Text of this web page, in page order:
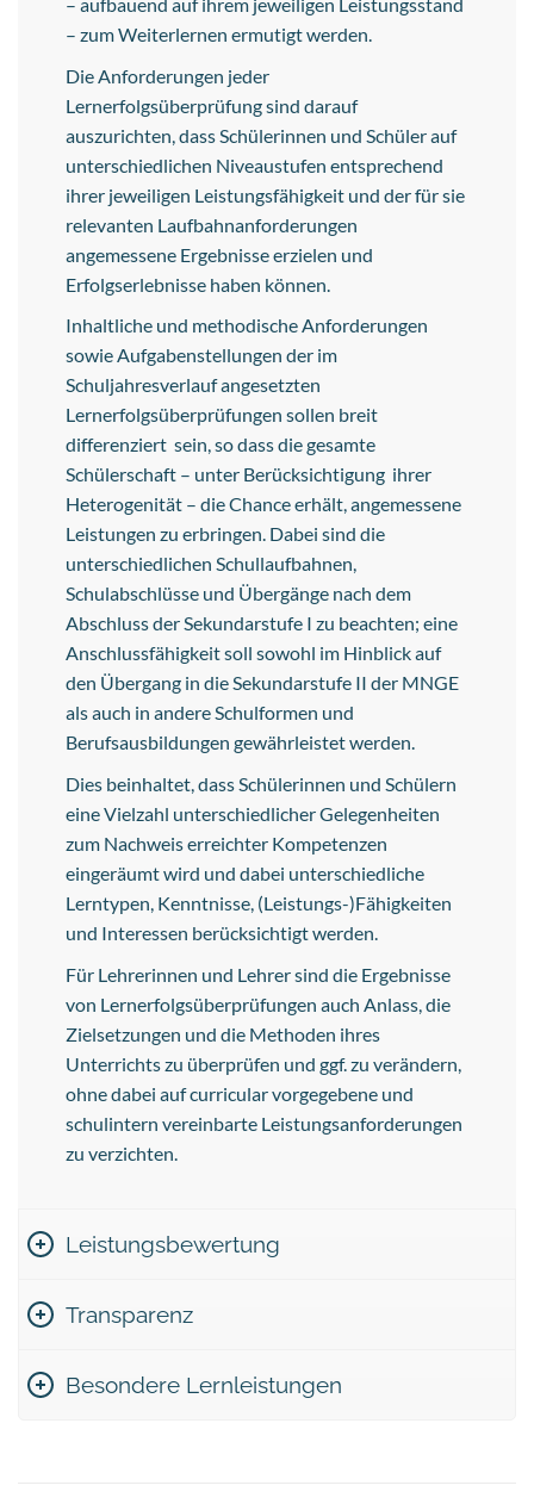
– zum Weiterlernen ermutigt werden.
Die Anforderungen jeder
Lernerfolgsüberprüfung sind darauf
auszurichten, dass Schülerinnen und Schüler auf
unterschiedlichen Niveaustufen entsprechend
ihrer jeweiligen Leistungsfähigkeit und der für sie
relevanten Laufbahnanforderungen
angemessene Ergebnisse erzielen und
Erfolgserlebnisse haben können.
Inhaltliche und methodische Anforderungen
sowie Aufgabenstellungen der im
Schuljahresverlauf angesetzten
Lernerfolgsüberprüfungen sollen breit
differenziert sein, so dass die gesamte
Schülerschaft – unter Berücksichtigung ihrer
Heterogenität – die Chance erhält, angemessene
Leistungen zu erbringen. Dabei sind die
unterschiedlichen Schullaufbahnen,
Schulabschlüsse und Übergänge nach dem
Abschluss der Sekundarstufe I zu beachten; eine
Anschlussfähigkeit soll sowohl im Hinblick auf
den Übergang in die Sekundarstufe II der MNGE
als auch in andere Schulformen und
Berufsausbildungen gewährleistet werden.
Dies beinhaltet, dass Schülerinnen und Schülern
eine Vielzahl unterschiedlicher Gelegenheiten
zum Nachweis erreichter Kompetenzen
eingeräumt wird und dabei unterschiedliche
Lerntypen, Kenntnisse, (Leistungs-)Fähigkeiten
und Interessen berücksichtigt werden.
Für Lehrerinnen und Lehrer sind die Ergebnisse
von Lernerfolgsüberprüfungen auch Anlass, die
Zielsetzungen und die Methoden ihres
Unterrichts zu überprüfen und ggf. zu verändern,
ohne dabei auf curricular vorgegebene und
schulintern vereinbarte Leistungsanforderungen
zu verzichten.
Leistungsbewertung
Transparenz
Besondere Lernleistungen